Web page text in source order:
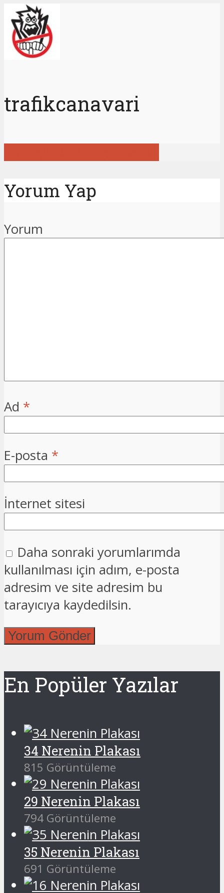
trafikcanavari
Yorum Yap
Yorum
Ad *
E-posta *
İnternet sitesi
Daha sonraki yorumlarımda
kullanılması için adım, e-posta
adresim ve site adresim bu
tarayıcıya kaydedilsin.
En Popüler Yazılar
34 Nerenin Plakası
815 Görüntüleme
29 Nerenin Plakası
794 Görüntüleme
35 Nerenin Plakası
691 Görüntüleme